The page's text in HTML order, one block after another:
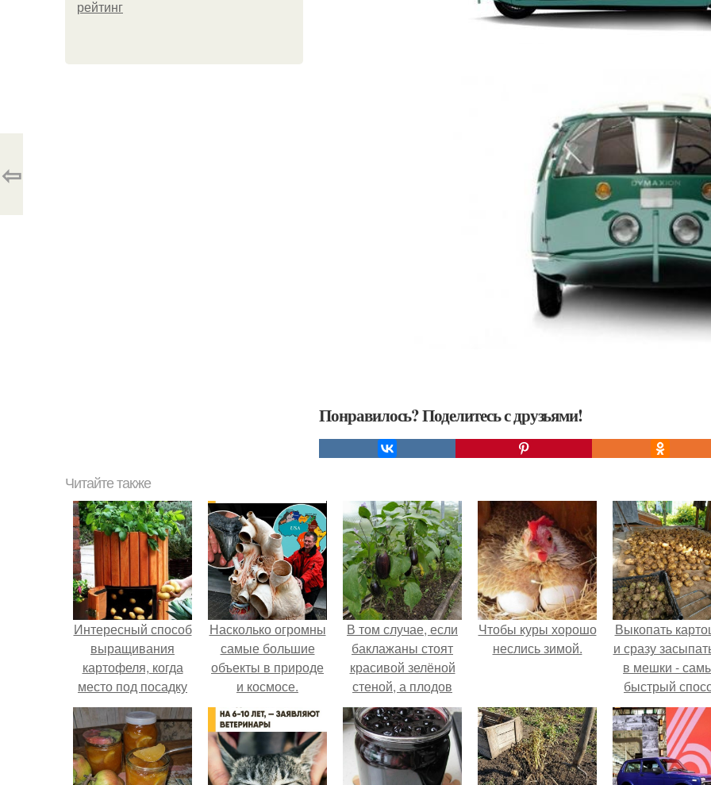
рейтинг
Понравилось? Поделитесь с друзьями!
⇦
Читайте также
Интересный способ
выращивания
картофеля, когда
место под посадку
ограничено.
Насколько огромны
самые большие
объекты в природе
и космосе.
В том случае, если
баклажаны стоят
красивой зелёной
стеной, а плодов
почти не видно -
радоваться тут
нечему.
Чтобы куры хорошо
неслись зимой.
Выкопать
и сразу
в мешки -
быстрый
спрятать
урожаем
порезы и
клубни.